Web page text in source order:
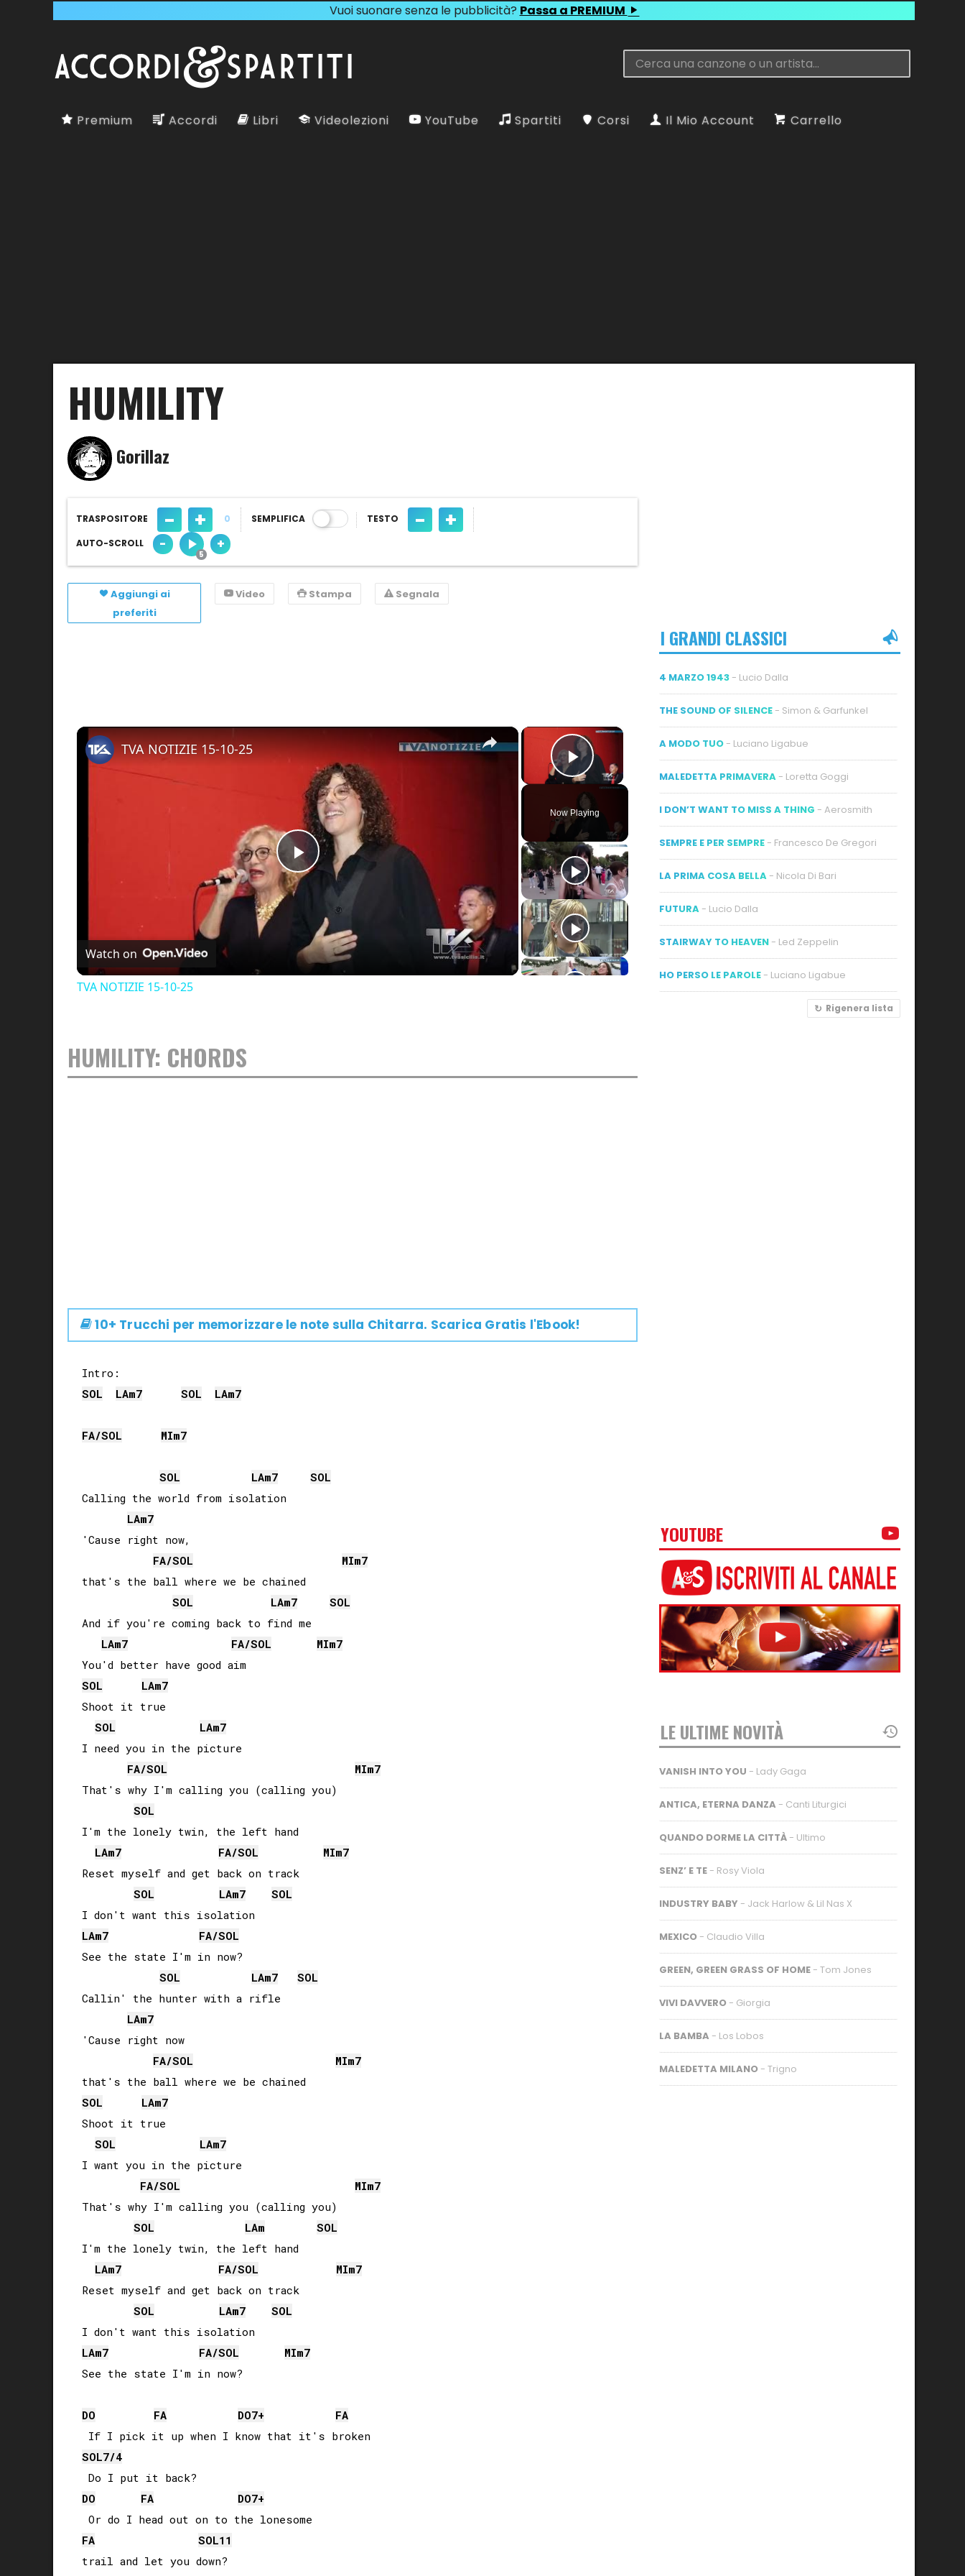
Vuoi suonare senza le pubblicità? Passa a PREMIUM
Premium Accordi Libri Videolezioni YouTube Spartiti Corsi Il Mio Account Carrello
HUMILITY
Gorillaz
TRASPOSITORE - + 0 SEMPLIFICA TESTO - +
AUTO-SCROLL - +
Aggiungi ai
preferiti
Video Stampa Segnala
×
Play Video
Now Playing
×
Play
Video
TVA NOTIZIE 15-10-25
Watch on
TVA NOTIZIE 15-10-25
HUMILITY: CHORDS
10+ Trucchi per memorizzare le note sulla Chitarra. Scarica Gratis l'Ebook!
SOL
LAm7 SOL LAm7
FA/SOL MIm7
SOL LAm7
SOL
Calling the world from isolation
LAm7
'Cause right now,
FA/SOL MIm7
that's the ball where we be chained
SOL
LAm7
SOL
And if you're coming back to find me
LAm7 FA/SOL MIm7
SOL
LAm7
Shoot it true
SOL
LAm7
I need you in the picture
FA/SOL MIm7
That's why I'm calling you (calling you)
SOL
I'm the lonely twin, the left hand
LAm7 FA/SOL MIm7
Reset myself and get back on track
SOL
LAm7
SOL
LAm7 FA/SOL
See the state I'm in now?
SOL
LAm7
SOL
Callin' the hunter with a rifle
LAm7
'Cause right now
FA/SOL MIm7
SOL
LAm7
Shoot it true
SOL
LAm7
I want you in the picture
FA/SOL MIm7
That's why I'm calling you (calling you)
SOL
LAm
SOL
I'm the lonely twin, the left hand
LAm7 FA/SOL MIm7
Reset myself and get back on track
SOL
LAm7
SOL
LAm7 FA/SOL MIm7
See the state I'm in now?
DO FA DO7+
FA
SOL7/4
DO
FA DO7+
FA
SOL11
trail and let you down?
I GRANDI CLASSICI
4 MARZO 1943 - Lucio Dalla
THE SOUND OF SILENCE - Simon & Garfunkel
A MODO TUO - Luciano Ligabue
MALEDETTA PRIMAVERA - Loretta Goggi
I DON’T WANT TO MISS A THING - Aerosmith
SEMPRE E PER SEMPRE - Francesco De Gregori
LA PRIMA COSA BELLA - Nicola Di Bari
FUTURA - Lucio Dalla
STAIRWAY TO HEAVEN - Led Zeppelin
HO PERSO LE PAROLE - Luciano Ligabue
Rigenera lista
YOUTUBE
LE ULTIME NOVITÀ
VANISH INTO YOU - Lady Gaga
ANTICA, ETERNA DANZA - Canti Liturgici
QUANDO DORME LA CITTÀ - Ultimo
SENZ’ E TE - Rosy Viola
INDUSTRY BABY - Jack Harlow & Lil Nas X
MEXICO - Claudio Villa
GREEN, GREEN GRASS OF HOME - Tom Jones
VIVI DAVVERO - Giorgia
LA BAMBA - Los Lobos
MALEDETTA MILANO - Trigno